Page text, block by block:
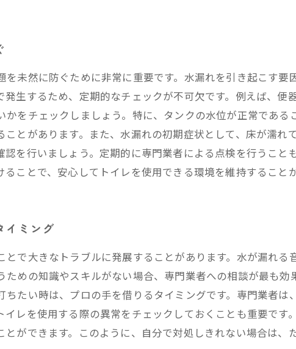
未然に防ぐために非常に重要です。水漏れを引き起こす
生するため、定期的なチェックが不可欠です。例えば、便
をチェックしましょう。特に、タンクの水位が正常である
とがあります。また、水漏れの初期症状として、床が濡れ
を行いましょう。定期的に専門業者による点検を行うこと
ことで、安心してトイレを使用できる環境を維持すること
イミング
とで大きなトラブルに発展することがあります。水が漏れ
めの知識やスキルがない場合、専門業者への相談が最も効
たい時は、プロの手を借りるタイミングです。専門業者
レを使用する際の異常をチェックしておくことも重要です
ができます。このように、自分で対処しきれない場合は、